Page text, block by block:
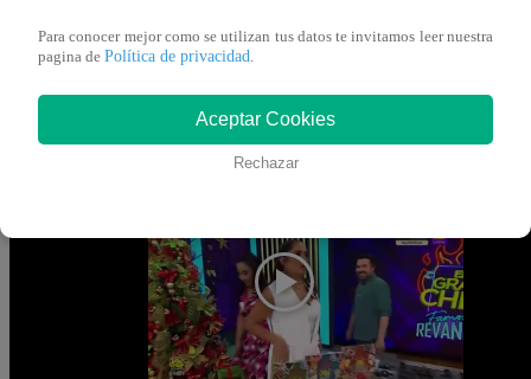
Entonces esta vez tienes que ponerle foco y
Este jueves 21 de diciembre, se transmitió un episodio
Los participantes lucharán en una batalla culinaria para
¿Quiénes lograrán pasar a la siguiente etapa?
Para conocer mejor como se utilizan tus datos te invitamos leer nuestra
pagina de Política de privacidad
Aceptar Cookies
Rechazar